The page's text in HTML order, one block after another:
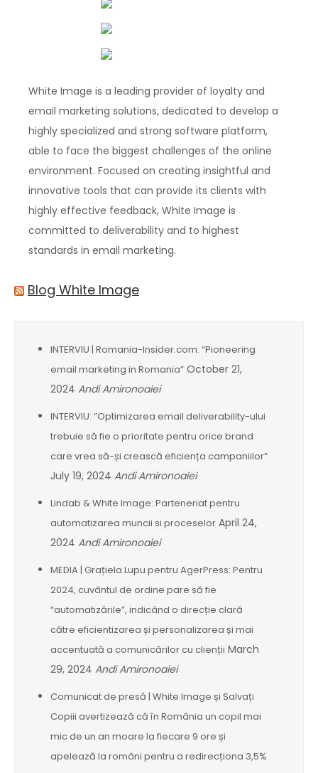
White Image is a leading provider of loyalty and
email marketing solutions, dedicated to develop a
highly specialized and strong software platform,
able to face the biggest challenges of the online
environment. Focused on creating insightful and
innovative tools that can provide its clients with
highly effective feedback, White Image is
committed to deliverability and to highest
standards in email marketing.
Blog White Image
INTERVIU | Romania-Insider.com: “Pioneering
email marketing in Romania” October 21,
2024 Andi Amironoaiei
INTERVIU: ”Optimizarea email deliverability-ului
trebuie să fie o prioritate pentru orice brand
care vrea să-și crească eficiența campaniilor”
July 19, 2024 Andi Amironoaiei
Lindab & White Image: Parteneriat pentru
automatizarea muncii si proceselor April 24,
2024 Andi Amironoaiei
MEDIA | Grațiela Lupu pentru AgerPress: Pentru
2024, cuvântul de ordine pare să fie
“automatizările”, indicând o direcție clară
către eficientizarea și personalizarea și mai
accentuată a comunicărilor cu clienții March
29, 2024 Andi Amironoaiei
Comunicat de presă | White Image și Salvați
Copiii avertizează că în România un copil mai
mic de un an moare la fiecare 9 ore și
apelează la români pentru a redirecționa 3,5%